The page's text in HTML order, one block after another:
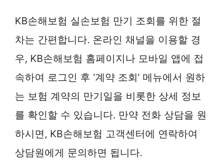
KB손해보험 실손보험 만기 조회를 위한 절
차는 간편합니다. 온라인 채널을 이용할 경
우, KB손해보험 홈페이지나 모바일 앱에 접
속하여 로그인 후 ‘계약 조회’ 메뉴에서 원하
는 보험 계약의 만기일을 비롯한 상세 정보
를 확인할 수 있습니다. 만약 전화 상담을 원
하시면, KB손해보험 고객센터에 연락하여
상담원에게 문의하면 됩니다.